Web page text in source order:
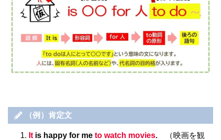
（例） 肯定文
Itis happy for me to watch movies.
（映画を観